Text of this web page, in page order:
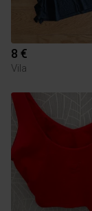
8 €
Vila